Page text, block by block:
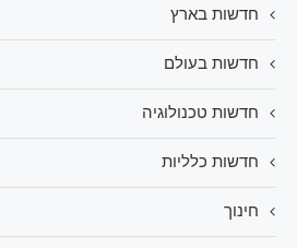
חדשות בארץ
חדשות בעולם
חדשות טכנולוגיה
חדשות כלליות
חינוך